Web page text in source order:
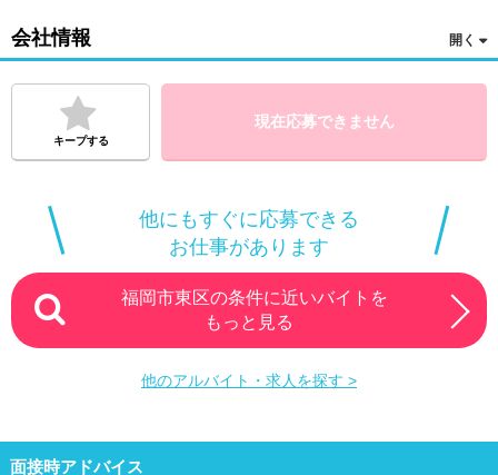
会社情報
キープする
現在応募できません
他にもすぐに応募できる
お仕事があります
福岡市東区の条件に近いバイトを
もっと見る
他のアルバイト・求人を探す >
面接時アドバイス